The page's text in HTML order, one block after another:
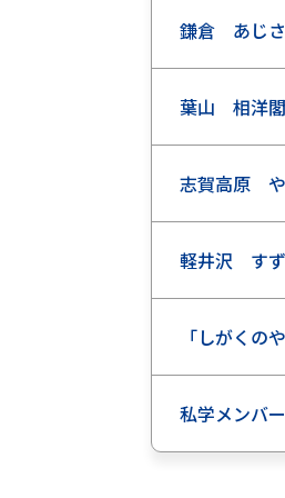
鎌倉 あじ
葉山 相洋閣
志賀高原
軽井沢 す
「しがくの
私学メンバ